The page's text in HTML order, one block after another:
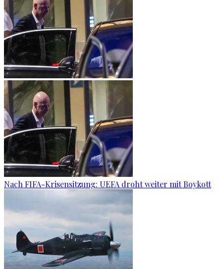
Nach FIFA-Krisensitzung: UEFA droht weiter mit Boykott